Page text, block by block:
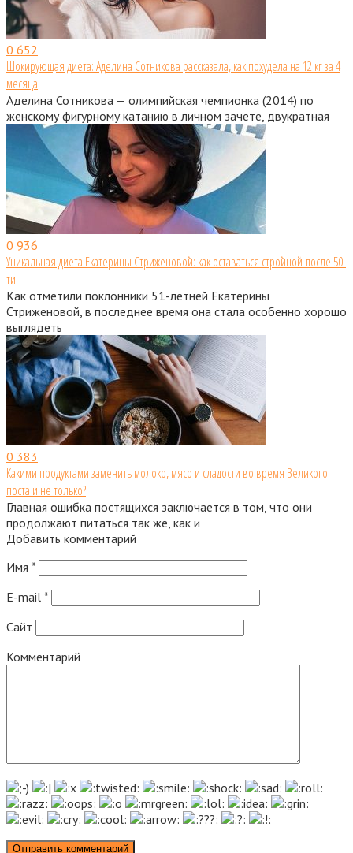
0 652
Шокирующая диета: Аделина Сотникова рассказала, как похудела на 12 кг за 4
месяца
Аделина Сотникова — олимпийская чемпионка (2014) по
женскому фигурному катанию в личном зачете, двукратная
0 936
Уникальная диета Екатерины Стриженовой: как оставаться стройной после 50-
ти
Как отметили поклонники 51-летней Екатерины
Стриженовой, в последнее время она стала особенно хорошо
выглядеть
0 383
Какими продуктами заменить молоко, мясо и сладости во время Великого
поста и не только?
Главная ошибка постящихся заключается в том, что они
продолжают питаться так же, как и
Добавить комментарий
Имя *
E-mail *
Сайт
Комментарий